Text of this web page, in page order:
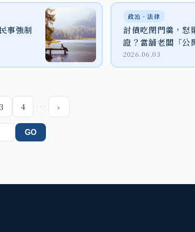
事強制
政治‧法律
討債吃閉門羹，怒
證？當舖老闆「公
刑！
2026.06.03
3 4 … ›
GO